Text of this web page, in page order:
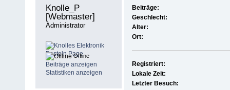
Knolle_P
[Webmaster]
Administrator
Offline
Beiträge anzeigen
Statistiken anzeigen
Beiträge:
Geschlecht:
Alter:
Ort:
Registriert:
Lokale Zeit:
Letzter Besuch: